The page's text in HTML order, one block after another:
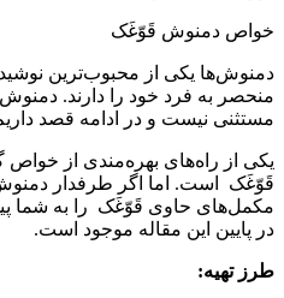
خواص دمنوش قَوّغَک
دمنوش‌ها یکی از محبوب‌ترین
منحصر به فرد خود را دارند.
مستثنی نیست و در ادامه قصد
یکی از راه‌های بهره‌مندی از
قَوّغَک است. اما اگر طرفدار
مکمل‌های حاوی قَوّغَک را به شما
در پایین این مقاله موجود است.
طرز تهیه: